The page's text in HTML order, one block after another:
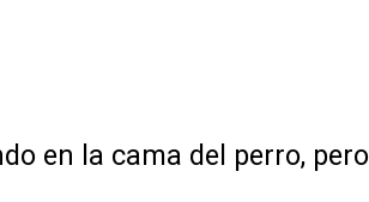
en la cama del perro,